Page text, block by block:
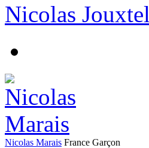
Nicolas Jouxtel
Nicolas Marais France Garçon